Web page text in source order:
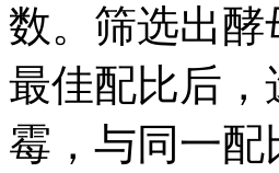
数。筛选出
最佳配比后
霉，与同一